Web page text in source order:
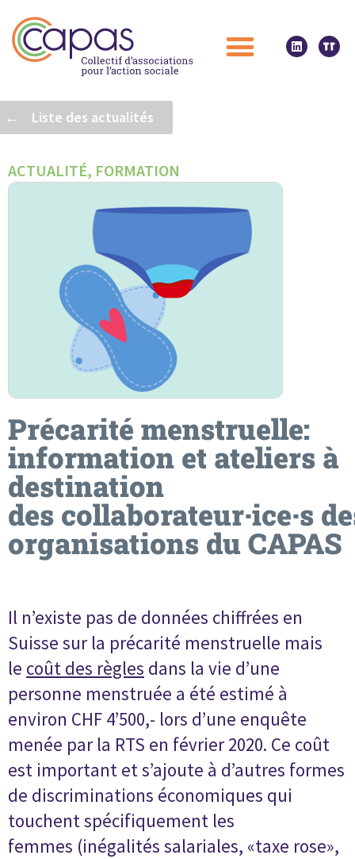
← Liste des actualités
ACTUALITÉ, FORMATION
Précarité menstruelle:
information et ateliers à
destination
des collaborateur·ice·s
organisations du CAPAS
Il n’existe pas de données chiffrées en
Suisse sur la précarité menstruelle mais
le coût des règles dans la vie d’une
personne menstruée a été estimé à
environ CHF 4’500,- lors d’une enquête
menée par la RTS en février 2020. Ce coût
est important et s’ajoute à d’autres formes
de discriminations économiques qui
touchent spécifiquement les
femmes (inégalités salariales, «taxe rose»,